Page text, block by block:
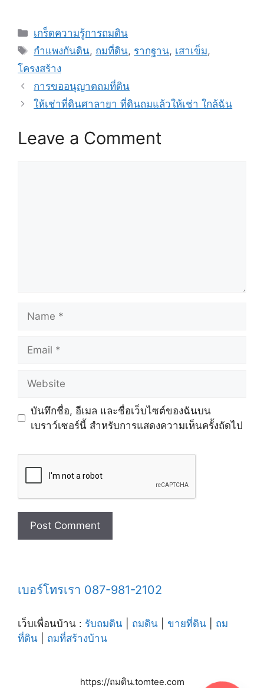
Categories
เกร็ดความรู้การถมดิน
Tags
กำแพงกันดิน, ถมที่ดิน, รากฐาน, เสาเข็ม,
โครงสร้าง
การขออนุญาตถมที่ดิน
ให้เช่าที่ดินศาลายา ที่ดินถมแล้วให้เช่า ใกล้ฉัน
Leave a Comment
บันทึกชื่อ, อีเมล และชื่อเว็บไซต์ของฉันบน
เบราว์เซอร์นี้ สำหรับการแสดงความเห็นครั้งถัดไป
เบอร์โทรเรา 087-981-2102
เว็บเพื่อนบ้าน : รับถมดิน ถมดิน ขายที่ดิน
ถม
ที่ดิน
ถมที่สร้างบ้าน
https://ถมดิน.tomtee.com